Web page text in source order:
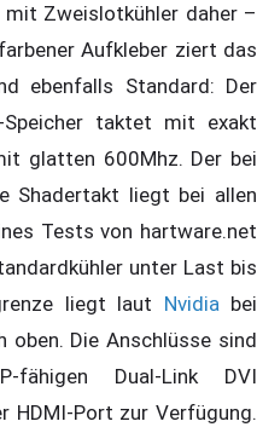
Zweislotkühler daher –
Aufkleber ziert das
ebenfalls Standard: Der
Speicher taktet mit exakt
glatten 600Mhz. Der bei
Shadertakt liegt bei allen
Tests von hartware.net
unter Last bis
liegt laut Nvidiabei
Die Anschlüsse sind
fähigen Dual-Link DVI
HDMI-Port zur Verfügung.